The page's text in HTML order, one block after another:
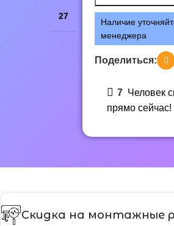
27
Наличие
менеджера
Поделиться:
7 Человек
прямо сейчас!
Скидка на монтажные